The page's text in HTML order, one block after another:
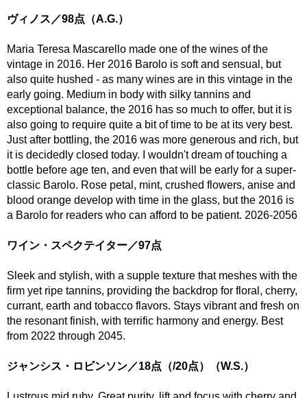
ヴィノス／98点（A.G.）
Maria Teresa Mascarello made one of the wines of the
vintage in 2016. Her 2016 Barolo is soft and sensual, but
also quite hushed - as many wines are in this vintage in the
early going. Medium in body with silky tannins and
exceptional balance, the 2016 has so much to offer, but it is
also going to require quite a bit of time to be at its very best.
Just after bottling, the 2016 was more generous and rich, but
it is decidedly closed today. I wouldn't dream of touching a
bottle before age ten, and even that will be early for a super-
classic Barolo. Rose petal, mint, crushed flowers, anise and
blood orange develop with time in the glass, but the 2016 is
a Barolo for readers who can afford to be patient. 2026-2056
ワイン・スペクテイター／97点
Sleek and stylish, with a supple texture that meshes with the
firm yet ripe tannins, providing the backdrop for floral, cherry,
currant, earth and tobacco flavors. Stays vibrant and fresh on
the resonant finish, with terrific harmony and energy. Best
from 2022 through 2045.
ジャンシス・ロビンソン／18点（/20点）（W.S.）